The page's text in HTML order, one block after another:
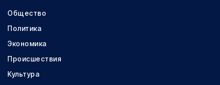
Общество
Политика
Экономика
Происшествия
Культура